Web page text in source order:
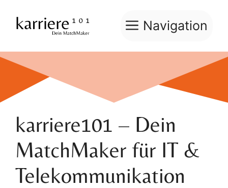
Inhalt
springen
Navigation
karriere101 – Dein
MatchMaker für IT &
Telekommunikation